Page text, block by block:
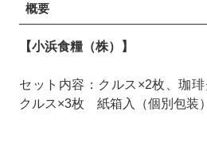
概要
【小浜食糧（株）】
セット内容：クルス×2枚、珈
クルス×3枚 紙箱入（個別包装）